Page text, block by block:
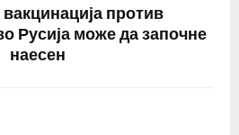
против
Русија може да започне
наесен